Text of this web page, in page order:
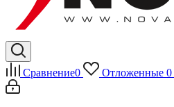
Сравнение0 Отложенные 0